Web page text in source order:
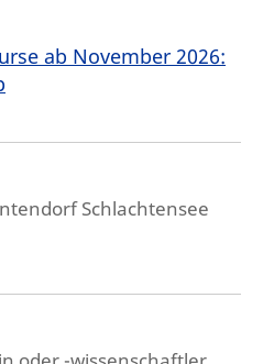
ab November 2026:
Schlachtensee